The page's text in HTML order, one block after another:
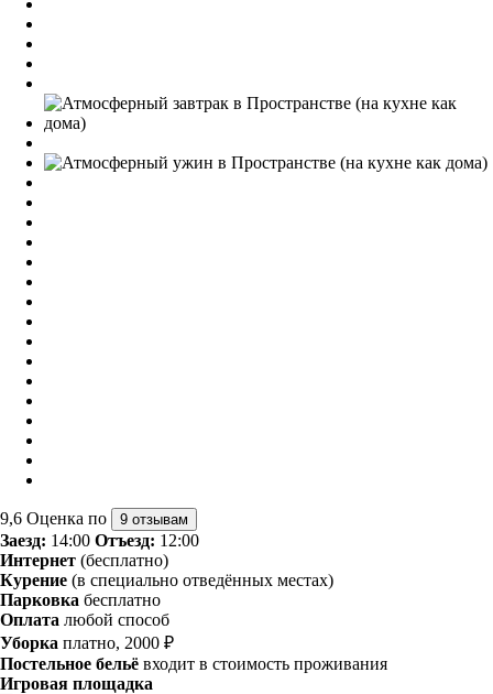
9,6 Оценка по 9 отзывам
Заезд: 14:00 Отъезд: 12:00
Интернет (бесплатно)
Курение (в специально отведённых местах)
Парковка бесплатно
Оплата любой способ
Уборка платно, 2000 ₽
Постельное бельё входит в стоимость проживания
Игровая площадка